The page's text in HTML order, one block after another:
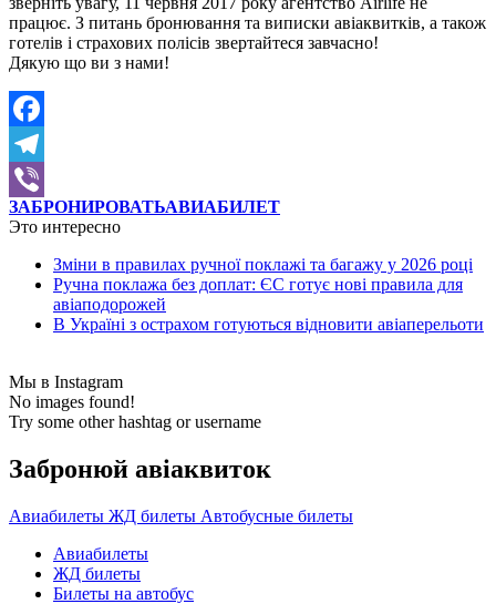
працює. З питань бронювання та виписки авіаквитків, а також
готелів і страхових полісів звертайтеся завчасно!
Дякую що ви з нами!
Facebook
Telegram
Viber
ЗАБРОНИРОВАТЬАВИАБИЛЕТ
Это интересно
Зміни в правилах ручної поклажі та багажу у 2026 році
Ручна поклажа без доплат: ЄС готує нові правила для
авіаподорожей
В Україні з острахом готуються відновити авіаперельоти
Мы в Instagram
No images found!
Try some other hashtag or username
Забронюй авiаквиток
Авиабилеты ЖД билеты Автобусные билеты
Авиабилеты
ЖД билеты
Билеты на автобус